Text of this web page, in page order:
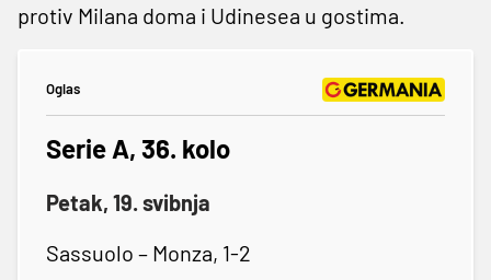
protiv Milana doma i Udinesea u gostima.
Oglas
Serie A, 36. kolo
Petak, 19. svibnja
Sassuolo – Monza, 1-2